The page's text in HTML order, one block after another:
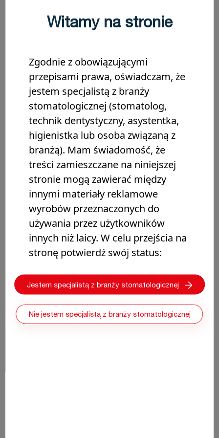
WYPEŁNIENIE KANAŁÓW
BioRoot™ Flow
Kup teraz
Witamy na stronie
Zgodnie z obowiązującymi
przepisami prawa, oświadczam, że
jestem specjalistą z branży
stomatologicznej (stomatolog,
technik dentystyczny, asystentka,
higienistka lub osoba związaną z
branżą). Mam świadomość, że
treści zamieszczane na niniejszej
stronie mogą zawierać między
innymi materiały reklamowe
wyrobów przeznaczonych do
używania przez użytkowników
innych niż laicy. W celu przejścia na
stronę potwierdź swój status:
Jestem specjalistą z branży stomatologicznej
Nie jestem specjalistą z branży stomatologicznej